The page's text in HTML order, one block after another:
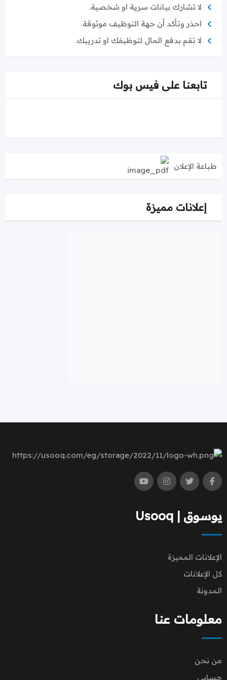
لا تشارك بيانات سرية او شخصية.
احذر وتأكد أن جهة التوظيف موثوقة.
لا تقم بدفع المال لتوظيفك او تدريبك.
تابعنا على فيس بوك
طباعة الإعلان
إعلانات مميزة
يوسوق | Usooq
الإعلانات المميزة
كل الإعلانات
المدونة
معلومات عنا
من نحن
حسابي